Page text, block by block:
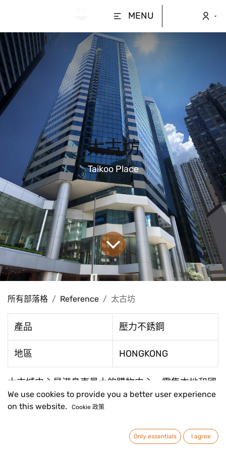
MENU
太古坊
Taikoo Place
所有部落格 Reference 太古坊
產品 壓力不銹鋼
地區 HONGKONG
太古城中心是港島東最大的購物中心，雲集本地和國
際品牌、餐廳、電影院和室內溜冰場。
We use cookies to provide you a better user experience
on this website.
Cookie 政策
Only essentials I agree